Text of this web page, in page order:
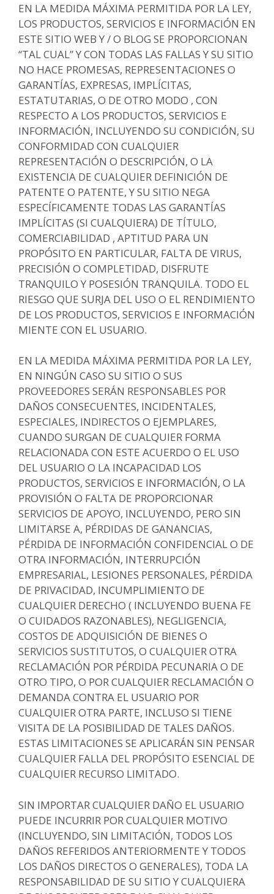
EN LA MEDIDA MÁXIMA PERMITIDA POR LA LEY,
LOS PRODUCTOS, SERVICIOS E INFORMACIÓN EN
ESTE SITIO WEB Y / O BLOG SE PROPORCIONAN
“TAL CUAL” Y CON TODAS LAS FALLAS Y SU SITIO
NO HACE PROMESAS, REPRESENTACIONES O
GARANTÍAS, EXPRESAS, IMPLÍCITAS,
ESTATUTARIAS, O DE OTRO MODO , CON
RESPECTO A LOS PRODUCTOS, SERVICIOS E
INFORMACIÓN, INCLUYENDO SU CONDICIÓN, SU
CONFORMIDAD CON CUALQUIER
REPRESENTACIÓN O DESCRIPCIÓN, O LA
EXISTENCIA DE CUALQUIER DEFINICIÓN DE
PATENTE O PATENTE, Y SU SITIO NEGA
ESPECÍFICAMENTE TODAS LAS GARANTÍAS
IMPLÍCITAS (SI CUALQUIERA) DE TÍTULO,
COMERCIABILIDAD , APTITUD PARA UN
PROPÓSITO EN PARTICULAR, FALTA DE VIRUS,
PRECISIÓN O COMPLETIDAD, DISFRUTE
TRANQUILO Y POSESIÓN TRANQUILA. TODO EL
RIESGO QUE SURJA DEL USO O EL RENDIMIENTO
DE LOS PRODUCTOS, SERVICIOS E INFORMACIÓN
MIENTE CON EL USUARIO.
EN LA MEDIDA MÁXIMA PERMITIDA POR LA LEY,
EN NINGÚN CASO SU SITIO O SUS
PROVEEDORES SERÁN RESPONSABLES POR
DAÑOS CONSECUENTES, INCIDENTALES,
ESPECIALES, INDIRECTOS O EJEMPLARES,
CUANDO SURGAN DE CUALQUIER FORMA
RELACIONADA CON ESTE ACUERDO O EL USO
DEL USUARIO O LA INCAPACIDAD LOS
PRODUCTOS, SERVICIOS E INFORMACIÓN, O LA
PROVISIÓN O FALTA DE PROPORCIONAR
SERVICIOS DE APOYO, INCLUYENDO, PERO SIN
LIMITARSE A, PÉRDIDAS DE GANANCIAS,
PÉRDIDA DE INFORMACIÓN CONFIDENCIAL O DE
OTRA INFORMACIÓN, INTERRUPCIÓN
EMPRESARIAL, LESIONES PERSONALES, PÉRDIDA
DE PRIVACIDAD, INCUMPLIMIENTO DE
CUALQUIER DERECHO ( INCLUYENDO BUENA FE
O CUIDADOS RAZONABLES), NEGLIGENCIA,
COSTOS DE ADQUISICIÓN DE BIENES O
SERVICIOS SUSTITUTOS, O CUALQUIER OTRA
RECLAMACIÓN POR PÉRDIDA PECUNARIA O DE
OTRO TIPO, O POR CUALQUIER RECLAMACIÓN O
DEMANDA CONTRA EL USUARIO POR
CUALQUIER OTRA PARTE, INCLUSO SI TIENE
VISITA DE LA POSIBILIDAD DE TALES DAÑOS.
ESTAS LIMITACIONES SE APLICARÁN SIN PENSAR
CUALQUIER FALLA DEL PROPÓSITO ESENCIAL DE
CUALQUIER RECURSO LIMITADO.
SIN IMPORTAR CUALQUIER DAÑO EL USUARIO
PUEDE INCURRIR POR CUALQUIER MOTIVO
(INCLUYENDO, SIN LIMITACIÓN, TODOS LOS
DAÑOS REFERIDOS ANTERIORMENTE Y TODOS
LOS DAÑOS DIRECTOS O GENERALES), TODA LA
RESPONSABILIDAD DE SU SITIO Y CUALQUIERA